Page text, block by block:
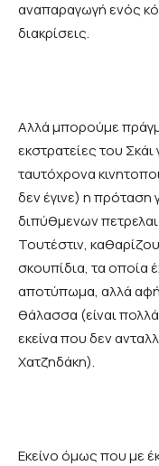
αναπαραγωγή ενός
διακρίσεις.
Αλλά μπορούμε
εκστρατείες του
ταυτόχρονα
δεν έγινε) η πρόταση
διπύθμενων
Τουτέστιν,
σκουπίδια, τα οποία
αποτύπωμα, αλλά
θάλασσα (είναι
εκείνα που δεν
Χατζηδάκη).
Εκείνο όμως που με